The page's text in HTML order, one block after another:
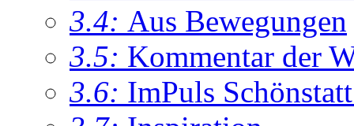
3.4: Aus Bewegungen
3.5: Kommentar der
3.6: ImPuls